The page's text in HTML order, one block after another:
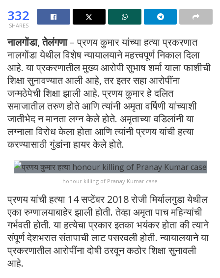
332
SHARES
नालगोंडा, तेलंगणा– प्रणय कुमार यांच्या हत्या प्रकरणात
नालगोंडा येथील विशेष न्यायालयाने महत्त्वपूर्ण निकाल दिला
आहे. या प्रकरणातील मुख्य आरोपी सुभाष शर्मा याला फाशीची
शिक्षा सुनावण्यात आली आहे, तर इतर सहा आरोपींना
जन्मठेपेची शिक्षा झाली आहे. प्रणय कुमार हे दलित
समाजातील तरुण होते आणि त्यांनी अमृता वर्षिणी यांच्याशी
जातीभेद न मानता लग्न केले होते. अमृताच्या वडिलांनी या
लग्नाला विरोध केला होता आणि त्यांनी प्रणय यांची हत्या
करण्यासाठी गुंडांना हायर केले होते.
honour killing of Pranay Kumar case
प्रणय यांची हत्या 14 सप्टेंबर 2018 रोजी मिर्यालगुडा येथील
एका रुग्णालयाबाहेर झाली होती. तेव्हा अमृता पाच महिन्यांची
गर्भवती होती. या हत्येचा प्रकार इतका भयंकर होता की त्याने
संपूर्ण देशभरात संतापाची लाट पसरवली होती. न्यायालयाने या
प्रकरणातील आरोपींना दोषी ठरवून कठोर शिक्षा सुनावली
आहे.